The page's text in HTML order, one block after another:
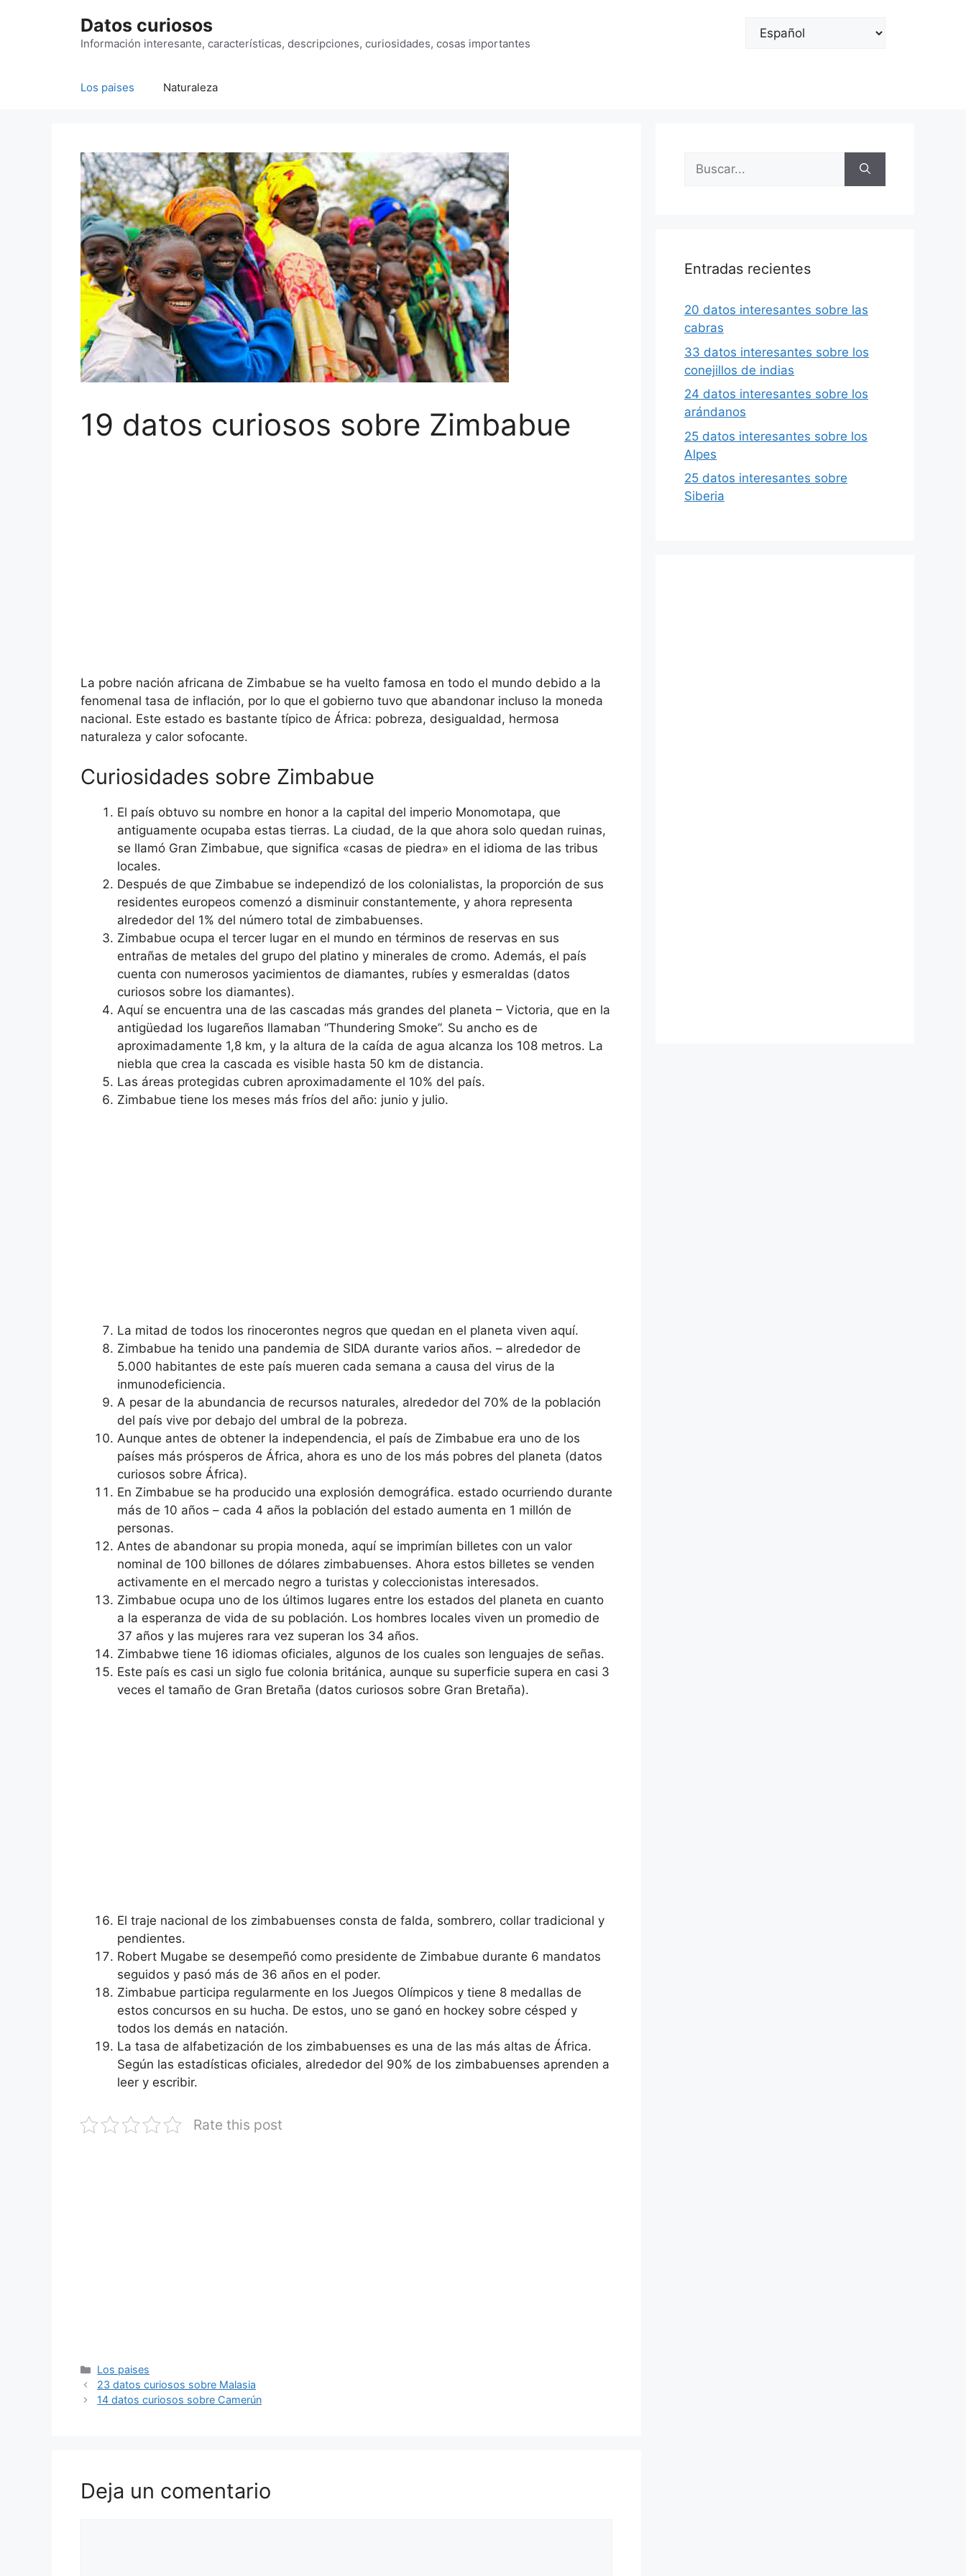
Datos curiosos
Información interesante, características, descripciones, curiosidades, cosas importantes
Elegir
Los paises Naturaleza
19 datos curiosos sobre Zimbabue
La pobre nación africana de Zimbabue se ha vuelto famosa en todo el mundo debido a la
fenomenal tasa de inflación, por lo que el gobierno tuvo que abandonar incluso la moneda
nacional. Este estado es bastante típico de África: pobreza, desigualdad, hermosa
naturaleza y calor sofocante.
Curiosidades sobre Zimbabue
El país obtuvo su nombre en honor a la capital del imperio Monomotapa, que
antiguamente ocupaba estas tierras. La ciudad, de la que ahora solo quedan ruinas,
se llamó Gran Zimbabue, que significa «casas de piedra» en el idioma de las tribus
locales.
Después de que Zimbabue se independizó de los colonialistas, la proporción de sus
residentes europeos comenzó a disminuir constantemente, y ahora representa
alrededor del 1% del número total de zimbabuenses.
Zimbabue ocupa el tercer lugar en el mundo en términos de reservas en sus
entrañas de metales del grupo del platino y minerales de cromo. Además, el país
cuenta con numerosos yacimientos de diamantes, rubíes y esmeraldas (datos
curiosos sobre los diamantes).
Aquí se encuentra una de las cascadas más grandes del planeta – Victoria, que en la
antigüedad los lugareños llamaban “Thundering Smoke”. Su ancho es de
aproximadamente 1,8 km, y la altura de la caída de agua alcanza los 108 metros. La
niebla que crea la cascada es visible hasta 50 km de distancia.
Las áreas protegidas cubren aproximadamente el 10% del país.
Zimbabue tiene los meses más fríos del año: junio y julio.
La mitad de todos los rinocerontes negros que quedan en el planeta viven aquí.
Zimbabue ha tenido una pandemia de SIDA durante varios años. – alrededor de
5.000 habitantes de este país mueren cada semana a causa del virus de la
inmunodeficiencia.
A pesar de la abundancia de recursos naturales, alrededor del 70% de la población
del país vive por debajo del umbral de la pobreza.
Aunque antes de obtener la independencia, el país de Zimbabue era uno de los
países más prósperos de África, ahora es uno de los más pobres del planeta (datos
curiosos sobre África).
En Zimbabue se ha producido una explosión demográfica. estado ocurriendo durante
más de 10 años – cada 4 años la población del estado aumenta en 1 millón de
personas.
Antes de abandonar su propia moneda, aquí se imprimían billetes con un valor
nominal de 100 billones de dólares zimbabuenses. Ahora estos billetes se venden
activamente en el mercado negro a turistas y coleccionistas interesados.
Zimbabue ocupa uno de los últimos lugares entre los estados del planeta en cuanto
a la esperanza de vida de su población. Los hombres locales viven un promedio de
37 años y las mujeres rara vez superan los 34 años.
Zimbabwe tiene 16 idiomas oficiales, algunos de los cuales son lenguajes de señas.
Este país es casi un siglo fue colonia británica, aunque su superficie supera en casi 3
veces el tamaño de Gran Bretaña (datos curiosos sobre Gran Bretaña).
El traje nacional de los zimbabuenses consta de falda, sombrero, collar tradicional y
pendientes.
Robert Mugabe se desempeñó como presidente de Zimbabue durante 6 mandatos
seguidos y pasó más de 36 años en el poder.
Zimbabue participa regularmente en los Juegos Olímpicos y tiene 8 medallas de
estos concursos en su hucha. De estos, uno se ganó en hockey sobre césped y
todos los demás en natación.
La tasa de alfabetización de los zimbabuenses es una de las más altas de África.
Según las estadísticas oficiales, alrededor del 90% de los zimbabuenses aprenden a
leer y escribir.
Rate this post
Categorías
Los paises
23 datos curiosos sobre Malasia
14 datos curiosos sobre Camerún
Deja un comentario
Buscar:
Entradas recientes
20 datos interesantes sobre las
cabras
33 datos interesantes sobre los
conejillos de indias
24 datos interesantes sobre los
arándanos
25 datos interesantes sobre los
Alpes
25 datos interesantes sobre
Siberia